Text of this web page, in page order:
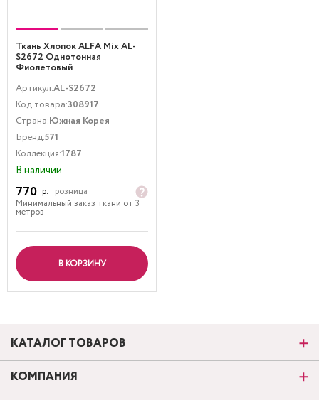
Ткань Хлопок ALFA Mix AL-
S2672 Однотонная
Фиолетовый
Артикул:AL-S2672
Код товара:308917
Страна:Южная Корея
Бренд:571
Коллекция:1787
В наличии
770 р.
розница
Минимальный заказ ткани от 3
метров
В КОРЗИНУ
КАТАЛОГ ТОВАРОВ
КОМПАНИЯ